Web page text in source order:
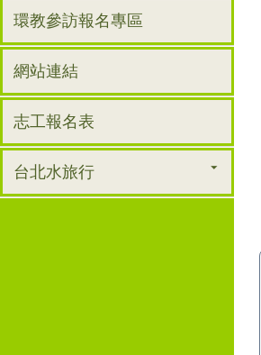
環教參訪報名專區
網站連結
志工報名表
台北水旅行